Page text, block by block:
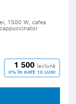
1500 W, cafea
1 500 lei/lună
0% ÎN RATE 10 LUNI